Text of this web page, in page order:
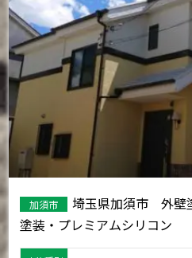
加須市
埼玉県加須市 外壁
塗装・プレミアムシリコン